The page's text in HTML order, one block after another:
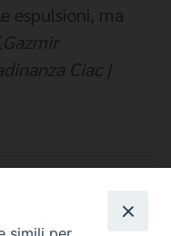
espulsioni, ma
Gazmir
Ciac |